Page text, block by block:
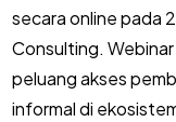
secara online pada
Consulting.
peluang akses
informal di